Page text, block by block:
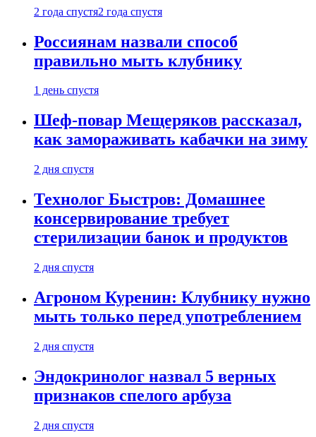
2 года спустя2 года спустя
Россиянам назвали способ
правильно мыть клубнику
1 день спустя
Шеф-повар Мещеряков рассказал,
как замораживать кабачки на зиму
2 дня спустя
Технолог Быстров: Домашнее
консервирование требует
стерилизации банок и продуктов
2 дня спустя
Агроном Куренин: Клубнику нужно
мыть только перед употреблением
2 дня спустя
Эндокринолог назвал 5 верных
признаков спелого арбуза
2 дня спустя